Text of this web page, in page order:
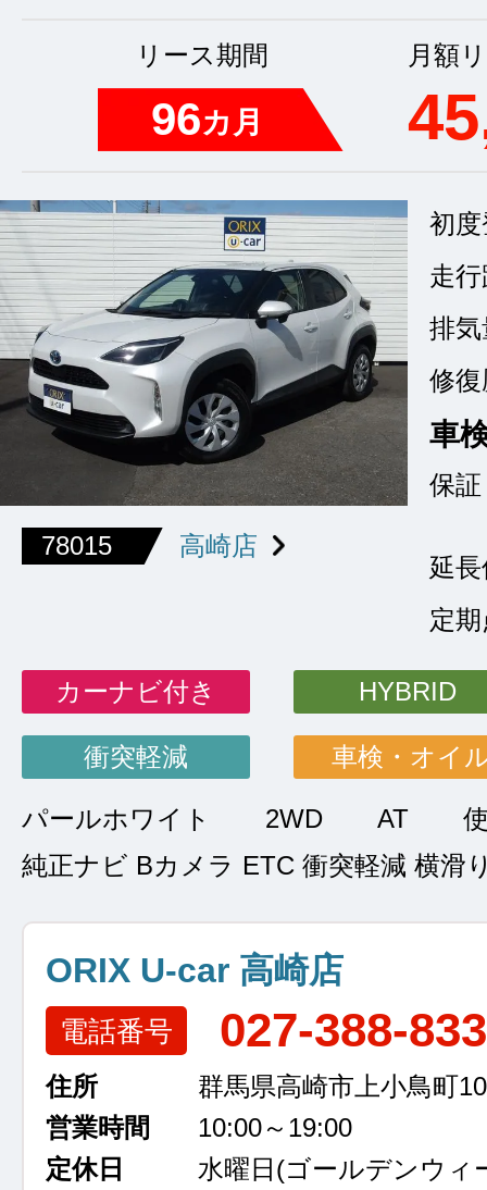
リース期間
96カ月
月額
78015 高崎店
初
走
排気
修復
車
保証
延
定
カーナビ付き HYBRID
衝突軽減 車検・オイ
パールホワイト 2WD AT
純正ナビ Bカメラ ETC 衝突軽減 横滑
ORIX U-car 高崎店
電話番号 027-388-
住所
群馬県高崎市上小鳥町
営業時間
10:00～19:00
定休日
水曜日 (ゴールデンウィ